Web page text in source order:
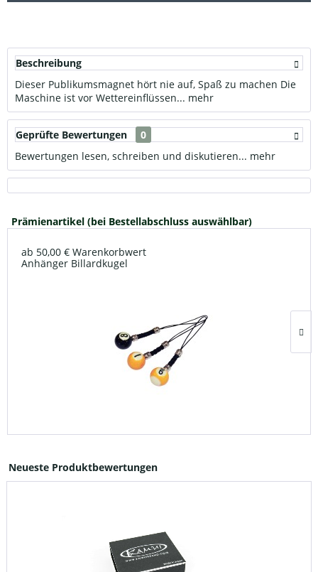
Beschreibung
Dieser Publikumsmagnet hört nie auf, Spaß zu machen Die
Maschine ist vor Wettereinflüssen... mehr
Geprüfte Bewertungen
0
Bewertungen lesen, schreiben und diskutieren... mehr
Prämienartikel (bei Bestellabschluss auswählbar)
ab 50,00 € Warenkorbwert
Anhänger Billardkugel
Neueste Produktbewertungen